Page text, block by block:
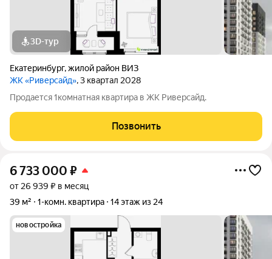
3D-тур
Екатеринбург,жилой район ВИЗ
ЖК «Риверсайд», 3 квартал 2028
Продается 1комнатная квартира в ЖК Риверсайд.
Позвонить
6 733 000 ₽
от 26 939 ₽ в месяц
39 м²
1-комн. квартира 14 этаж из 24
новостройка